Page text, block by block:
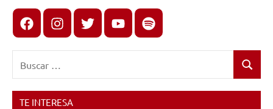
FacebookInstagram
X youtubespotify
Buscar
TE INTERESA